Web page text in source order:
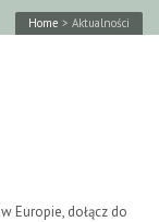
Home > Aktualności
Europie, dołącz do